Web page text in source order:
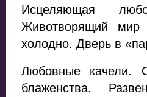
Исцеляющая
Животворящий
холодно. Дверь в
Любовные качели.
блаженства.